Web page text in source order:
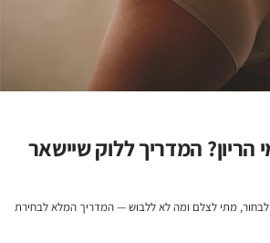
הריון? המדריך ללוק שיישאר
מתי לצלם ומה לא ללבוש — המדריך המלא לבחירת